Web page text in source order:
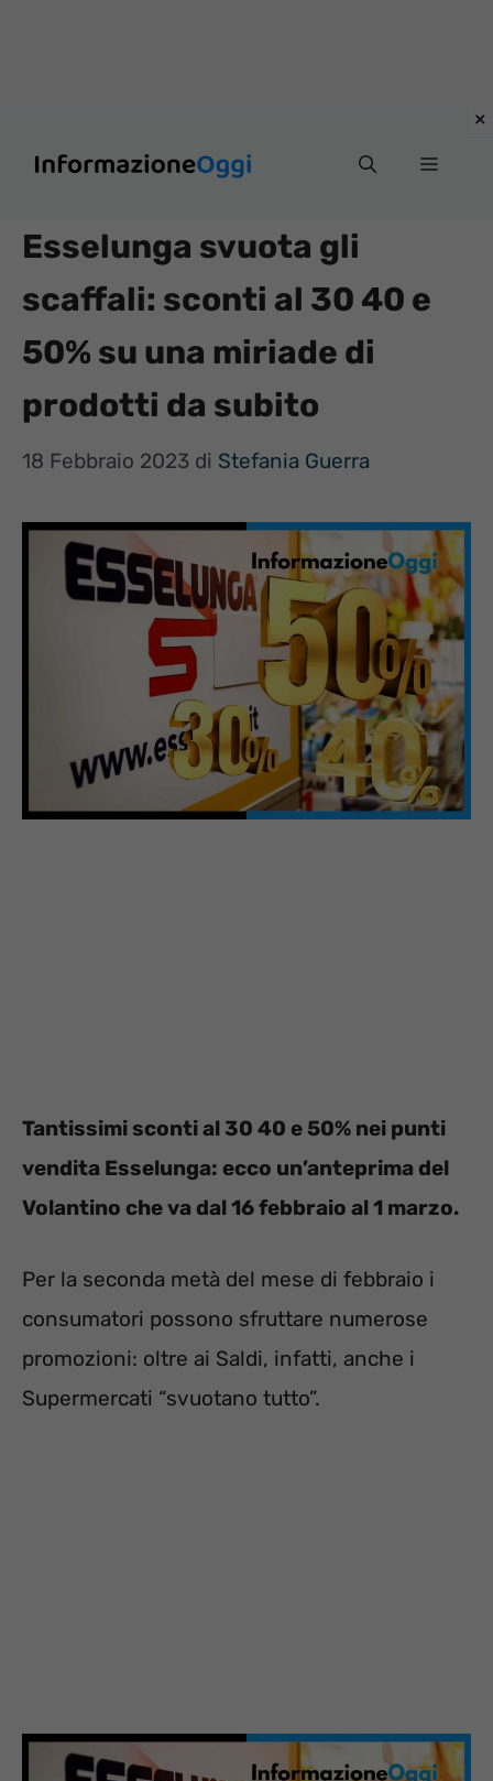
Menu
Esselunga svuota gli
scaffali: sconti al 30 40 e
50% su una miriade di
prodotti da subito
18 Febbraio 2023 di Stefania Guerra
Tantissimi sconti al 30 40 e 50% nei punti
vendita Esselunga: ecco un’anteprima del
Volantino che va dal 16 febbraio al 1 marzo.
Per la seconda metà del mese di febbraio i
consumatori possono sfruttare numerose
promozioni: oltre ai Saldi, infatti, anche i
Supermercati “svuotano tutto”.